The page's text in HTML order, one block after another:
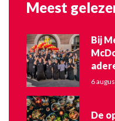
Meest
Bij
6
De